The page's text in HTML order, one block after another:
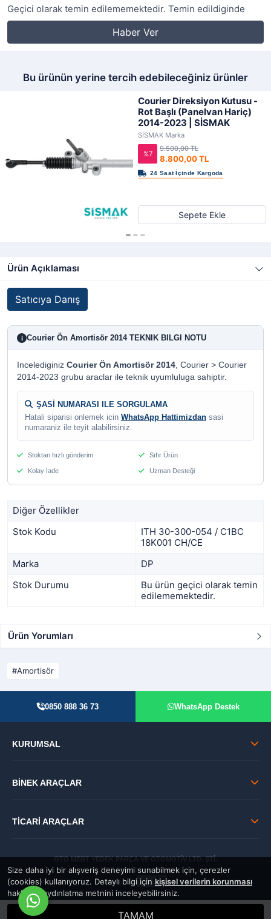
Size daha iyi bir alışveriş deneyimi sunabilmek için, çerezler
(cookies) kullanıyoruz. Detaylı bilgi için kişisel verilerin korunması
hakkında aydınlatma metnini inceleyebilirsiniz.
TAMAM
Geçici olarak temin edilememektedir. Temin edildiginde
Haber Ver
Bu ürünün yerine tercih edebileceğiniz ürünler
Courier Direksiyon Kutusu -
Rot Başlı (Panelvan Hariç)
2014-2023 | SİSMAK
SİSMAK Marka
%7 8.800,00 TL
9.500,00 TL
Sepete Ekle
Ürün Açıklaması
Satıcıya Danış
i Courier Ön Amortisör 2014 TEKNIK BILGI NOTU
Incelediginiz Courier Ön Amortisör 2014, Courier > Courier
2014-2023 grubu araclar ile teknik uyumluluga sahiptir.
ŞASİ NUMARASI ILE SORGULAMA
Hatali siparisi onlemek icin WhatsApp Hattimizdan sasi
numaraniz ile teyit alabilirsiniz.
Stoktan hızlı gönderim Sıfır Ürün
Kolay İade Uzman Desteği
Diğer Özellikler
Stok Kodu
ITH 30-300-054 / C1BC
18K001 CH/CE
Marka
DP
Stok Durumu
Bu ürün geçici olarak temin
edilememektedir.
Ürün Yorumları
Amortisör
0850 888 36 73 WhatsApp Destek
KURUMSAL
BİNEK ARAÇLAR
TİCARİ ARAÇLAR
OTO MERT YEDEK PARÇA VE OTOMOTİV LTD. ŞTİ.
© 2026 Tüm Hakları Saklıdır.
GÜVENLİ: